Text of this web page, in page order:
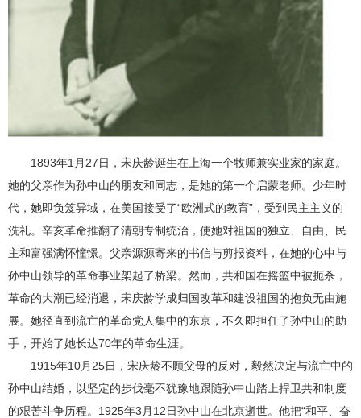
1893年1月27日，宋庆龄诞生在上海一个牧师兼实业家的家庭。
她的父亲作为孙中山的朋友和同志，是她的第一个启蒙老师。少年时
代，她即负笈异域，在美国接受了“欧洲式的教育”，受到民主主义的
洗礼。辛亥革命推翻了清朝专制统治，使她对祖国的独立、自由、民
主和富强满怀憧憬。父亲源源寄来的书信与剪报资料，在她的心中与
孙中山领导的革命事业架起了桥梁。然而，共和国在摇篮中被扼杀，
革命的大潮已经消退，宋庆龄学成归国改革和建设祖国的抱负无由施
展。她径直到流亡的革命党人集中的东京，不久即担任了孙中山的助
手，开始了她长达70年的革命生涯。
1915年10月25日，宋庆龄不顾父母的反对，毅然决定与流亡中的
孙中山结婚，以坚定的步伐毫不犹豫地跟随孙中山踏上捍卫共和制度
的艰苦斗争历程。1925年3月12日孙中山在北京逝世。他把“和平、奋